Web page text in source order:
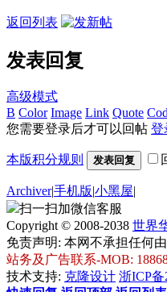
返回列表
发表回复
高级模式
B Color Image Link Quote
您需要登录后才可以回帖 登
本版积分规则 发表回复
Archiver|手机版|小黑屋|
扫一扫加微信客服
Copyright © 2008-2038 世界
免责声明: 本网不承担任何
站务及广告联系-MOB:
技术支持: 克隆设计 浙ICP备